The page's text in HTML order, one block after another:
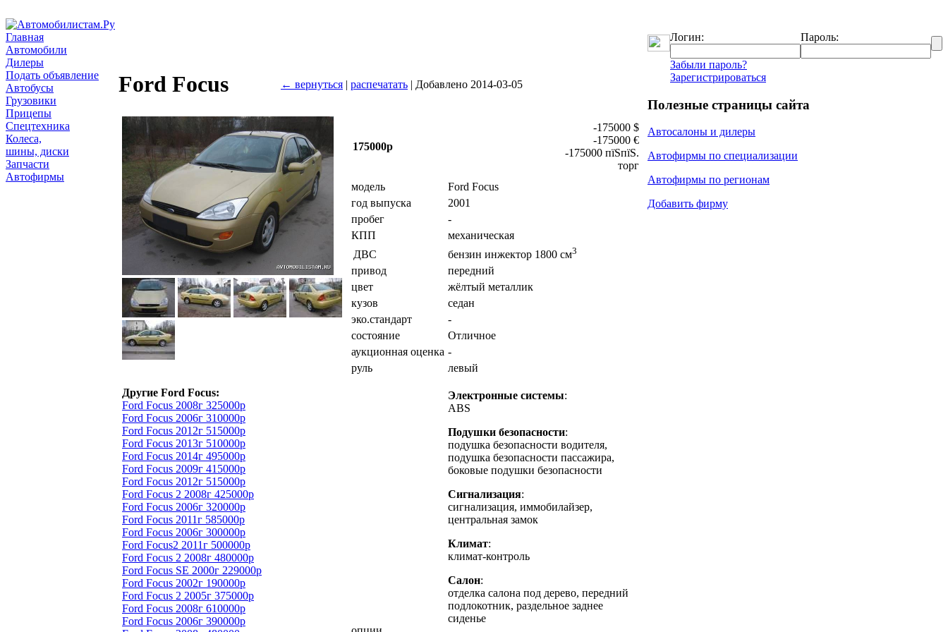
Главная
Автомобили
Дилеры
Подать объявление
Автобусы
Грузовики
Прицепы
Спецтехника
Колеса,
шины, диски
Запчасти
Автофирмы
Ford Focus ← вернуться | распечатать | Добавлено 2014-03-05
Другие Ford Focus:
Ford Focus 2008г 325000р
Ford Focus 2006г 310000р
Ford Focus 2012г 515000р
Ford Focus 2013г 510000р
Ford Focus 2014г 495000р
Ford Focus 2009г 415000р
Ford Focus 2012г 515000р
Ford Focus 2 2008г 425000р
Ford Focus 2006г 320000р
Ford Focus 2011г 585000р
Ford Focus 2006г 300000р
Ford Focus2 2011г 500000р
Ford Focus 2 2008г 480000р
Ford Focus SE 2000г 229000р
Ford Focus 2002г 190000р
Ford Focus 2 2005г 375000р
Ford Focus 2008г 610000р
Ford Focus 2006г 390000р
175000р
-175000 $
-175000 €
-175000 пїЅпїЅ.
торг
модель
Ford Focus
год выпуска
2001
пробег
-
КПП
механическая
ДВС
бензин инжектор 1800 см3
привод
передний
цвет
жёлтый металлик
кузов
седан
эко.стандарт
-
состояние
Отличное
аукционная оценка -
руль
левый
Электронные системы:
ABS
Подушки безопасности:
подушка безопасности водителя,
подушка безопасности пассажира,
боковые подушки безопасности
Сигнализация:
сигнализация, иммобилайзер,
центральная замок
Климат:
климат-контроль
Салон:
отделка салона под дерево, передний
подлокотник, раздельное заднее
сиденье
Логин: Пароль:
Забыли пароль?
Зарегистрироваться
Полезные страницы сайта
Автосалоны и дилеры
Автофирмы по специализации
Автофирмы по регионам
Добавить фирму